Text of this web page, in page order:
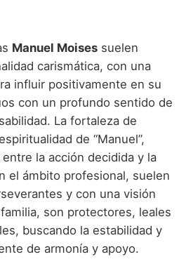
Manuel Moises suelen
carismática, con una
influir positivamente en su
con un profundo sentido de
La fortaleza de
de “Manuel”,
la acción decidida y la
el ámbito profesional, suelen
y con una visión
son protectores, leales
buscando la estabilidad y
de armonía y apoyo.